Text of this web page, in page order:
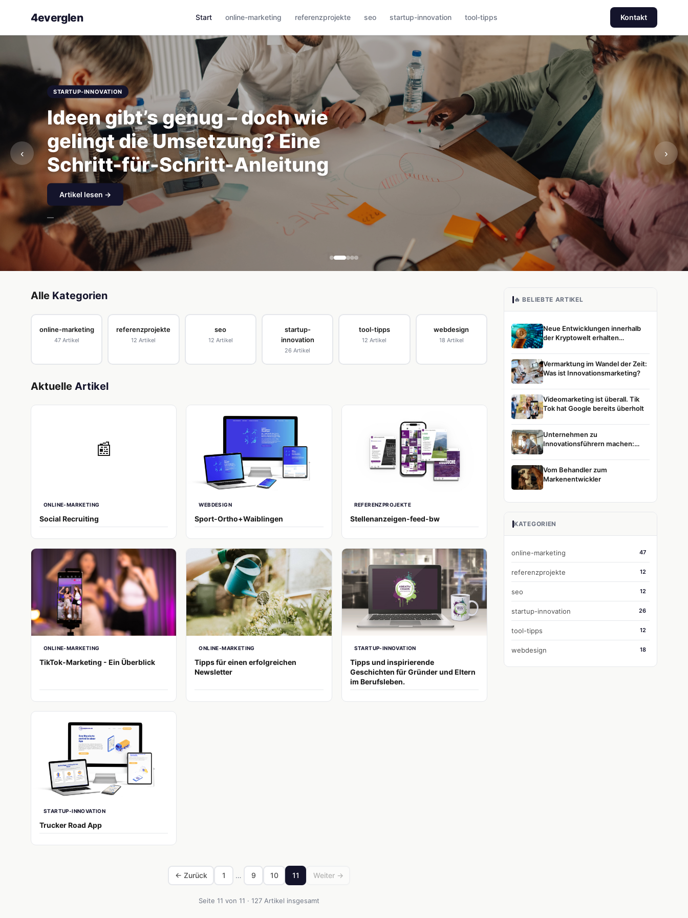
4everglen Start online-marketing referenzprojekte seo startup-innovation tool-tipps Kontakt
STARTUP-INNOVATION
Ideen gibt’s genug – doch wie
gelingt die Umsetzung? Eine
Schritt-für-Schritt-Anleitung
Artikel lesen →
—
‹ ›
Alle Kategorien
online-marketing
47 Artikel
referenzprojekte
12 Artikel
seo
12 Artikel
startup-
innovation
26 Artikel
tool-tipps
12 Artikel
webdesign
18 Artikel
Aktuelle Artikel
📰
ONLINE-MARKETING
Social Recruiting
WEBDESIGN
Sport-Ortho+Waiblingen
REFERENZPROJEKTE
Stellenanzeigen-feed-bw
ONLINE-MARKETING
TikTok-Marketing - Ein Überblick
ONLINE-MARKETING
Tipps für einen erfolgreichen
Newsletter
STARTUP-INNOVATION
Tipps und inspirierende
Geschichten für Gründer und Eltern
im Berufsleben.
STARTUP-INNOVATION
Trucker Road App
← Zurück 1 … 9 10 11 Weiter →
Seite 11 von 11 · 127 Artikel insgesamt
🔥 BELIEBTE ARTIKEL
Neue Entwicklungen innerhalb
der Kryptowelt erhalten
Vermarktung im Wandel der Zeit:
Was ist Innovationsmarketing?
Videomarketing ist überall. Tik
Tok hat Google bereits überholt
Unternehmen zu
Innovationsführern machen:
Vom Behandler zum
Markenentwickler
KATEGORIEN
online-marketing 47
referenzprojekte 12
seo 12
startup-innovation 26
tool-tipps 12
webdesign 18